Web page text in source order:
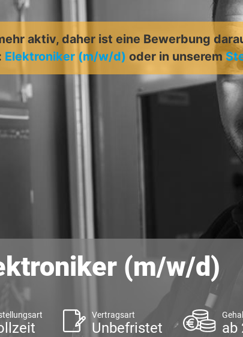
aktiv, daher ist eine Bewerbung
Elektroniker (m/w/d) oder in unserem
(m/w/d)
Vertragsart
Unbefristet ab